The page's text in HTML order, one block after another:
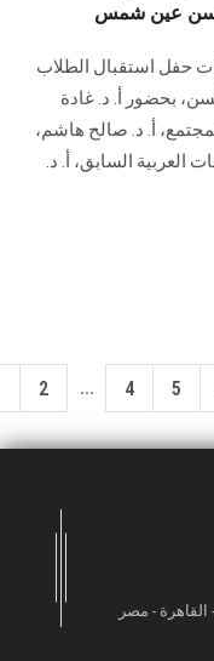
حفل استقبال الطلاب
٢٠٢٤/٢٠٢٥ بكلية الألسن، بحضور أ. د. غادة
أ. د. صالح هاشم،
العربية السابق، أ. د.
2 ... 4 5
القاهرة - مصر